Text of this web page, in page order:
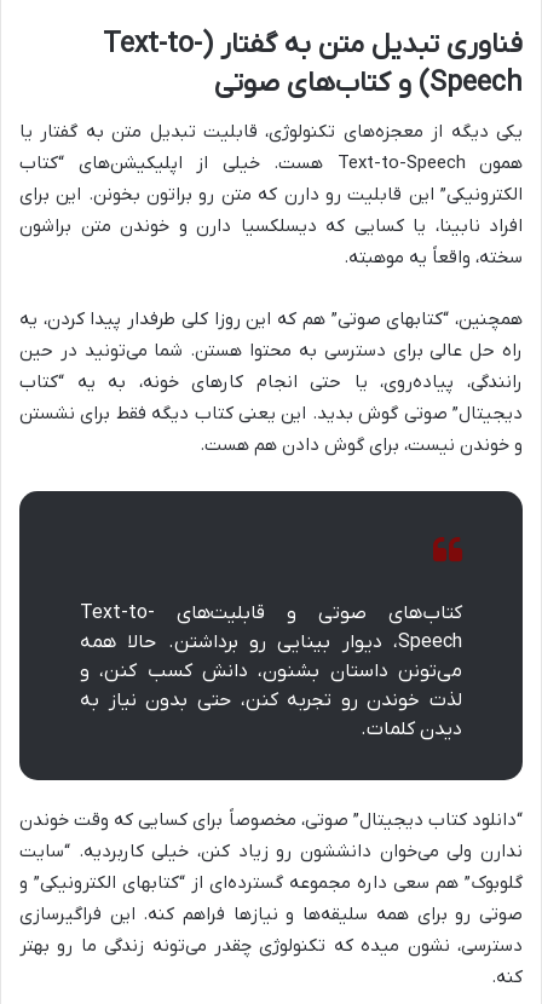
فناوری تبدیل متن به گفتار (Text-to-
Speech) و کتاب‌های صوتی
یکی دیگه از معجزه‌های تکنولوژی، قابلیت تبدیل متن به گفتار یا
همون Text-to-Speech هست. خیلی از اپلیکیشن‌های “کتاب
الکترونیکی” این قابلیت رو دارن که متن رو براتون بخونن. این برای
افراد نابینا، یا کسایی که دیسلکسیا دارن و خوندن متن براشون
سخته، واقعاً یه موهبته.
همچنین، “کتابهای صوتی” هم که این روزا کلی طرفدار پیدا کردن، یه
راه حل عالی برای دسترسی به محتوا هستن. شما می‌تونید در حین
رانندگی، پیاده‌روی، یا حتی انجام کارهای خونه، به یه “کتاب
دیجیتال” صوتی گوش بدید. این یعنی کتاب دیگه فقط برای نشستن
و خوندن نیست، برای گوش دادن هم هست.
کتاب‌های صوتی و قابلیت‌های Text-to-
Speech، دیوار بینایی رو برداشتن. حالا همه
می‌تونن داستان بشنون، دانش کسب کنن، و
لذت خوندن رو تجربه کنن، حتی بدون نیاز به
دیدن کلمات.
“دانلود کتاب دیجیتال” صوتی، مخصوصاً برای کسایی که وقت خوندن
ندارن ولی می‌خوان دانششون رو زیاد کنن، خیلی کاربردیه. “سایت
گلوبوک” هم سعی داره مجموعه گسترده‌ای از “کتابهای الکترونیکی” و
صوتی رو برای همه سلیقه‌ها و نیازها فراهم کنه. این فراگیرسازی
دسترسی، نشون میده که تکنولوژی چقدر می‌تونه زندگی ما رو بهتر
کنه.